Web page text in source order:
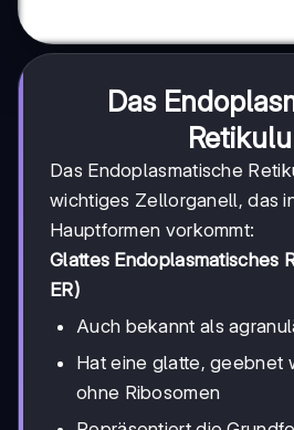
Das
Das Endoplasmatische
wichtiges Zellorganell, das
Hauptformen vorkommt:
Glattes Endoplasmatisches
ER)
Auch bekannt als
Hat eine glatte, geebnet
ohne Ribosomen